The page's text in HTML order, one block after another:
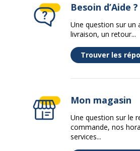
Besoin d’Aide ?
Une question sur un
livraison, un retour...
Trouver les
Mon magasin
Une question sur le
commande, nos
services...